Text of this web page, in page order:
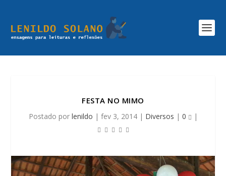
FESTA NO MIMO
Postado por lenildo | fev 3, 2014| Diversos | 0 |